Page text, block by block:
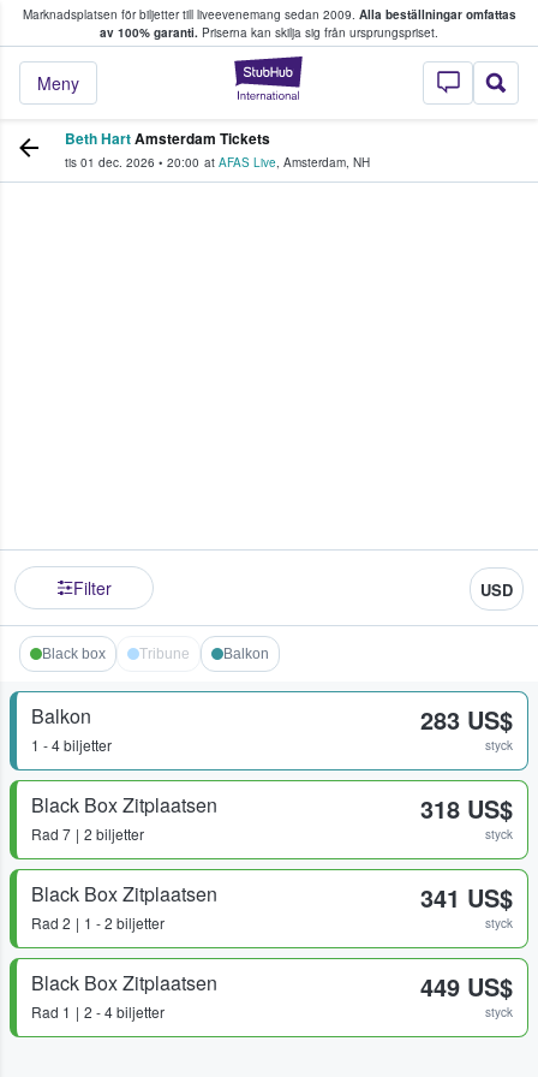
Marknadsplatsen för biljetter till liveevenemang sedan 2009. Alla beställningar omfattas
av 100% garanti. Priserna kan skilja sig från ursprungspriset.
StubHub – där
Meny
köper och säljer biljetter.
Beth HartAmsterdam Tickets
tis 01 dec. 2026 • 20:00 at AFAS Live, Amsterdam, NH
Filter USD
Black box Tribune Balkon
Balkon
1 - 4 biljetter
283 US$
styck
Black Box Zitplaatsen
Rad 7 2 biljetter
318 US$
styck
Black Box Zitplaatsen
Rad 2 1 - 2 biljetter
341 US$
styck
Black Box Zitplaatsen
Rad 1 2 - 4 biljetter
449 US$
styck